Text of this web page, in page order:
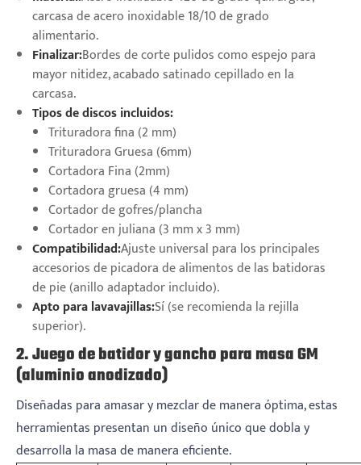
carcasa de acero inoxidable 18/10 de grado
alimentario.
Finalizar:Bordes de corte pulidos como espejo para
mayor nitidez, acabado satinado cepillado en la
carcasa.
Tipos de discos incluidos:
Trituradora fina (2 mm)
Trituradora Gruesa (6mm)
Cortadora Fina (2mm)
Cortadora gruesa (4 mm)
Cortador de gofres/plancha
Cortador en juliana (3 mm x 3 mm)
Compatibilidad:Ajuste universal para los principales
accesorios de picadora de alimentos de las batidoras
de pie (anillo adaptador incluido).
Apto para lavavajillas:Sí (se recomienda la rejilla
superior).
2. Juego de batidor y gancho para masa GM
(aluminio anodizado)
Diseñadas para amasar y mezclar de manera óptima, estas
herramientas presentan un diseño único que dobla y
desarrolla la masa de manera eficiente.